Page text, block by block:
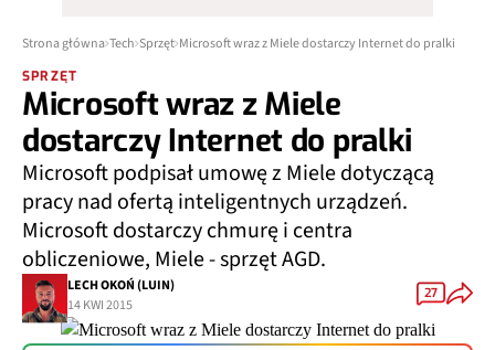
Strona główna Tech Sprzęt Microsoft wraz z Miele dostarczy Internet do pralki
SPRZĘT
Microsoft wraz z Miele
dostarczy Internet do pralki
Microsoft podpisał umowę z Miele dotyczącą
pracy nad ofertą inteligentnych urządzeń.
Microsoft dostarczy chmurę i centra
obliczeniowe, Miele - sprzęt AGD.
LECH OKOŃ (LUIN)
14 KWI 2015
27